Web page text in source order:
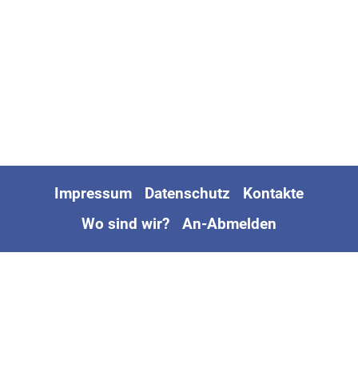
Impressum Datenschutz
Kontakte
Wo sind wir?
An-Abmelden